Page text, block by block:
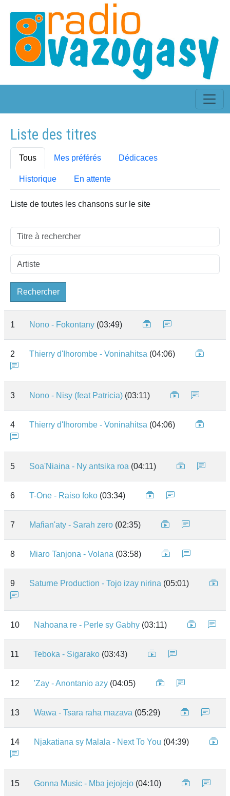
Liste des titres
Tous Mes préférés Dédicaces
Historique En attente
Liste de toutes les chansons sur le site
Rechercher
1 Nono - Fokontany (03:49)
2 Thierry d'Ihorombe - Voninahitsa (04:06)
3 Nono - Nisy (feat Patricia) (03:11)
4 Thierry d'Ihorombe - Voninahitsa (04:06)
5 Soa'Niaina - Ny antsika roa (04:11)
6 T-One - Raiso foko (03:34)
7 Mafian'aty - Sarah zero (02:35)
8 Miaro Tanjona - Volana (03:58)
9 Saturne Production - Tojo izay nirina (05:01)
10 Nahoana re - Perle sy Gabhy (03:11)
11 Teboka - Sigarako (03:43)
12 'Zay - Anontanio azy (04:05)
13 Wawa - Tsara raha mazava (05:29)
14 Njakatiana sy Malala - Next To You (04:39)
15 Gonna Music - Mba jejojejo (04:10)